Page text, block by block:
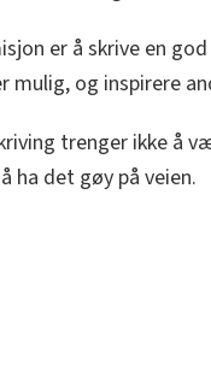
er å skrive en
mulig, og inspirere
trenger ikke å
ha det gøy på veien.